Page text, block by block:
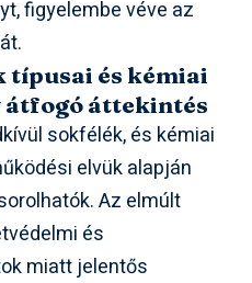
figyelembe véve az
típusai és kémiai
átfogó áttekintés
sokfélék, és kémiai
elvük alapján
Az elmúlt
és
miatt jelentős